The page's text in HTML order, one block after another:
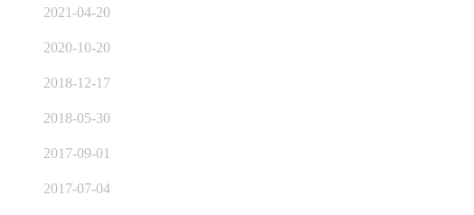
2021-04-20
2020-10-20
2018-12-17
2018-05-30
2017-09-01
2017-07-04